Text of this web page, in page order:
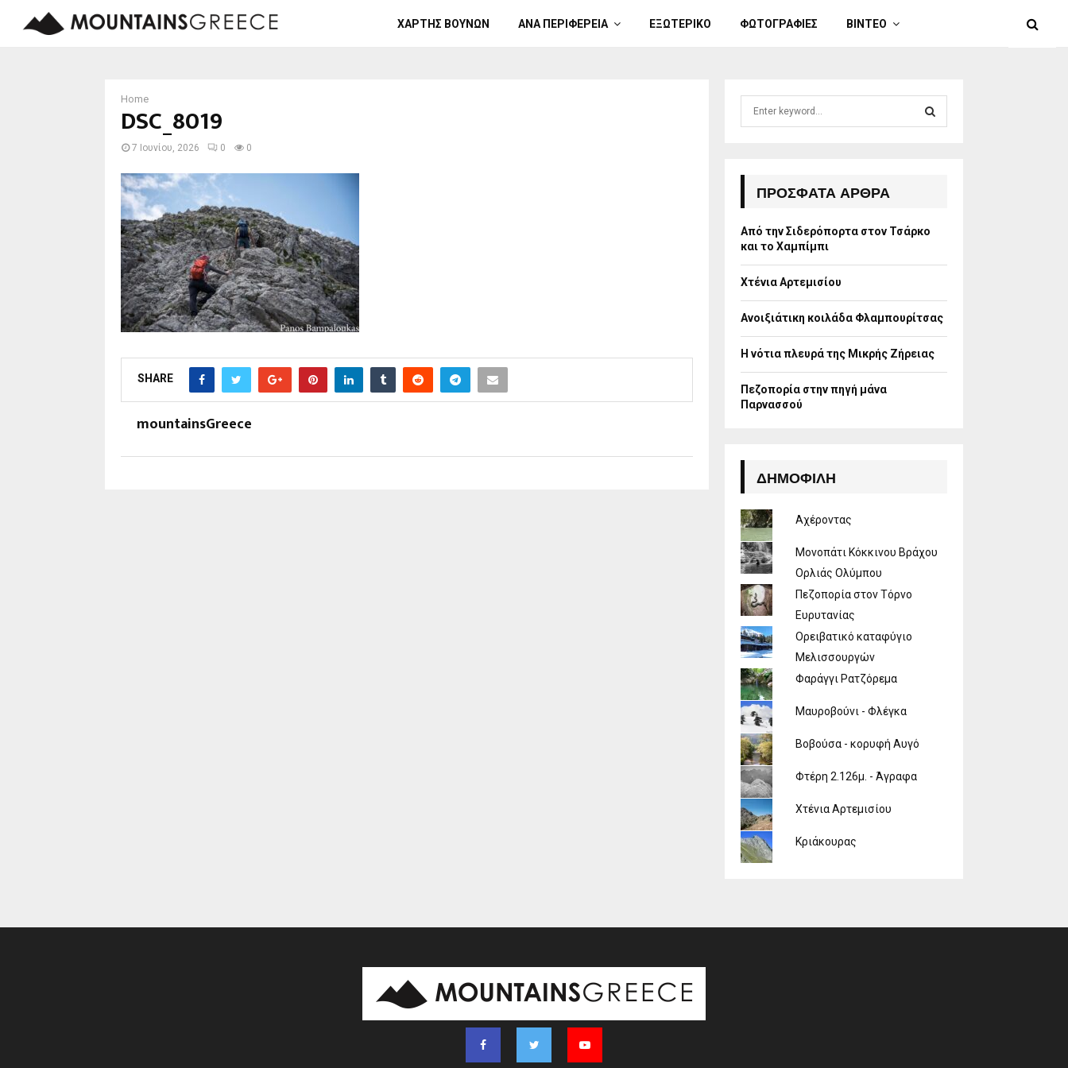
ΧΑΡΤΗΣ ΒΟΥΝΩΝ ΑΝΑ ΠΕΡΙΦΕΡΕΙΑ ΕΞΩΤΕΡΙΚΟ ΦΩΤΟΓΡΑΦΙΕΣ ΒΙΝΤΕΟ
Home
DSC_8019
7 Ιουνίου, 2026 0 0
SHARE
mountainsGreece
r
:
R
H
ΠΡΌΣΦΑΤΑ ΆΡΘΡΑ
Από την Σιδερόπορτα στον Τσάρκο
και το Χαμπίμπι
Χτένια Αρτεμισίου
Ανοιξιάτικη κοιλάδα Φλαμπουρίτσας
Η νότια πλευρά της Μικρής Ζήρειας
Πεζοπορία στην πηγή μάνα
Παρνασσού
ΔΗΜΟΦΙΛΉ
Αχέροντας
Μονοπάτι Κόκκινου Βράχου
Ορλιάς Ολύμπου
Πεζοπορία στον Τόρνο
Ευρυτανίας
Ορειβατικό καταφύγιο
Μελισσουργών
Φαράγγι Ρατζόρεμα
Μαυροβούνι - Φλέγκα
Βοβούσα - κορυφή Αυγό
Φτέρη 2.126μ. - Άγραφα
Χτένια Αρτεμισίου
Κριάκουρας